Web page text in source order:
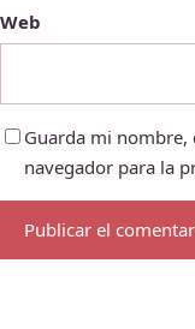
Web
Guarda mi nombre,
navegador para la